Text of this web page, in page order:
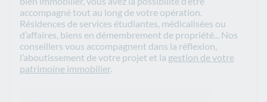
accompagné tout au long de votre opération.
Résidences de services étudiantes, médicalisées ou
d’affaires, biens en démembrement de propriété... Nos
conseillers vous accompagnent dans la réflexion,
l’aboutissement de votre projet et la gestion de votre
patrimoine immobilier.